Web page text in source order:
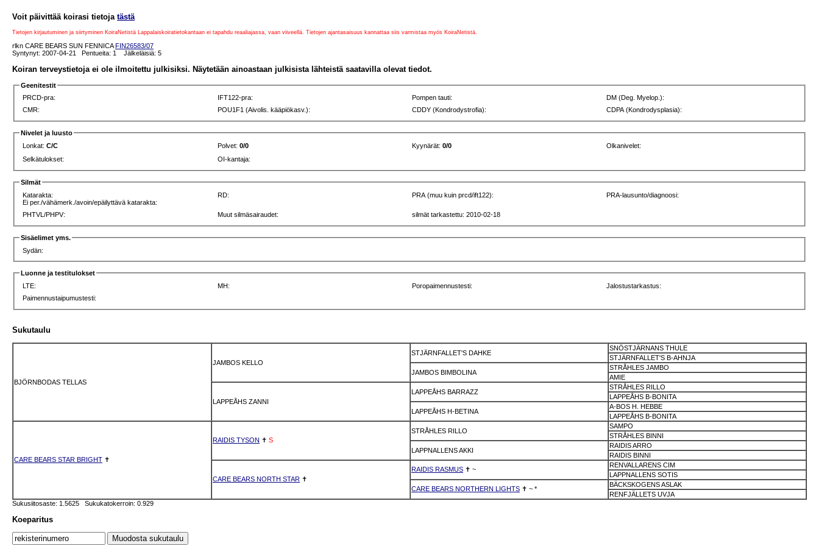
Voit päivittää koirasi tietoja tästä
Tietojen kirjautuminen ja siirtyminen KoiraNetistä Lappalaiskoiratietokantaan ei tapahdu reaaliajassa, vaan viiveellä. Tietojen ajantasaisuus kannattaa siis varmistaa myös KoiraNetistä.
rlkn CARE BEARS SUN FENNICAFIN26583/07
Syntynyt: 2007-04-21 Pentueita: 1 Jälkeläisiä: 5
Koiran terveystietoja ei ole ilmoitettu julkisiksi. Näytetään ainoastaan julkisista lähteistä saatavilla olevat tiedot.
Geenitestit
PRCD-pra:
IFT122-pra: Pompen tauti:
DM (Deg. Myelop.):
CMR:
POU1F1 (Aivolis. kääpiökasv.): CDDY (Kondrodystrofia): CDPA (Kondrodysplasia):
Nivelet ja luusto
Lonkat:C/C Polvet:0/0 Kyynärät:0/0
Olkanivelet:
Selkätulokset:
OI-kantaja:
Silmät
Katarakta:
Ei per./vähämerk./avoin/epäilyttävä katarakta:
RD: PRA (muu kuin prcd/ift122): PRA-lausunto/diagnoosi:
PHTVL/PHPV: Muut silmäsairaudet: silmät tarkastettu: 2010-02-18
Sisäelimet yms.
Sydän:
Luonne ja testitulokset
LTE:
MH: Poropaimennustesti:
Jalostustarkastus:
Paimennustaipumustesti:
Sukutaulu
BJÖRNBODAS TELLAS
JAMBOS KELLO
STJÄRNFALLET'S DAHKE
SNÖSTJÄRNANS THULE
STJÄRNFALLET'S B-AHNJA
JAMBOS BIMBOLINA
STRÅHLES JAMBO
AMIE
LAPPEÅHS ZANNI
LAPPEÅHS BARRAZZ
STRÅHLES RILLO
LAPPEÅHS B-BONITA
LAPPEÅHS H-BETINA
A-BOS H. HEBBE
LAPPEÅHS B-BONITA
CARE BEARS STAR BRIGHT ✝
RAIDIS TYSON ✝ S
STRÅHLES RILLO
SAMPO
STRÅHLES BINNI
LAPPNALLENS AKKI
RAIDIS ARRO
RAIDIS BINNI
CARE BEARS NORTH STAR ✝
RAIDIS RASMUS ✝ ~
RENVALLARENS CIM
LAPPNALLENS SOTIS
CARE BEARS NORTHERN LIGHTS ✝ ~ *
BÄCKSKOGENS ASLAK
RENFJÄLLETS UVJA
Sukusiitosaste: 1.5625 Sukukatokerroin: 0.929
Koeparitus